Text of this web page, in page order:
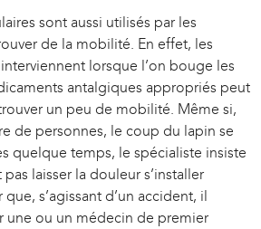
sont aussi utilisés par les
de la mobilité. En effet, les
lorsque l’on bouge les
antalgiques appropriés peut
un peu de mobilité. Même si,
de personnes, le coup du lapin se
quelque temps, le spécialiste insiste
laisser la douleur s’installer
s’agissant d’un accident, il
une ou un médecin de premier